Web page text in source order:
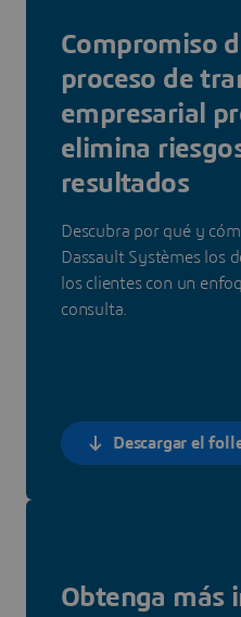
Compromiso
proceso de
empresarial
elimina
resultados
Descubra por qué y
Dassault Systèmes los
los clientes con un
consulta.
Descargar el
Obtenga más